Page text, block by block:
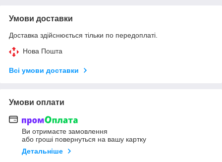
Умови доставки
Доставка здійснюється тільки по передоплаті.
Нова Пошта
Всі умови доставки
Умови оплати
Ви отримаєте замовлення
або гроші повернуться на вашу картку
Детальніше